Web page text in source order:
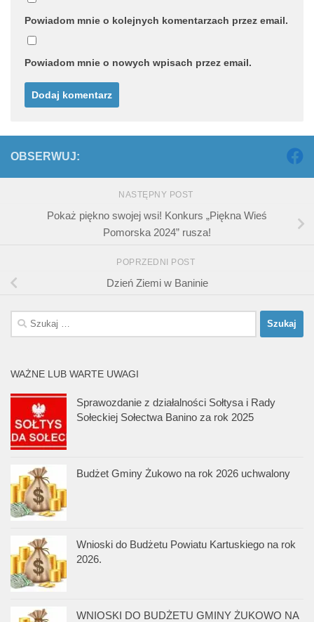
Powiadom mnie o kolejnych komentarzach przez email.
Powiadom mnie o nowych wpisach przez email.
OBSERWUJ:
NASTĘPNY POST
Pokaż piękno swojej wsi! Konkurs „Piękna Wieś
Pomorska 2024” rusza!
POPRZEDNI POST
Dzień Ziemi w Baninie
Szukaj:
WAŻNE LUB WARTE UWAGI
Sprawozdanie z działalności Sołtysa i Rady
Sołeckiej Sołectwa Banino za rok 2025
Budżet Gminy Żukowo na rok 2026 uchwalony
Wnioski do Budżetu Powiatu Kartuskiego na rok
2026.
WNIOSKI DO BUDŻETU GMINY ŻUKOWO NA